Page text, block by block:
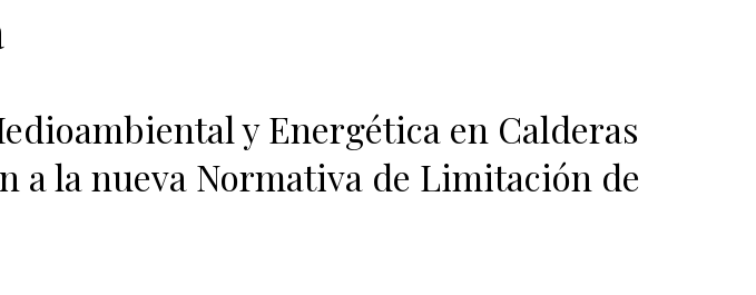
y Energética en Calderas
a la nueva Normativa de Limitación de